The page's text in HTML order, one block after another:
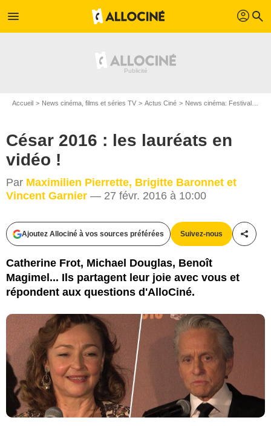
menu profil search
Accueil News cinéma, films et séries TV Actus Ciné News cinéma: Festivals
César 2016 : les lauréats en
vidéo !
Par Maximilien Pierrette, Brigitte Baronnet et
Vincent Garnier — 27 févr. 2016 à 10:00
Ajoutez Allociné à vos sources préférées Suivez-nous
Catherine Frot, Michael Douglas, Benoît
Magimel... Ils partagent leur joie avec vous et
répondent aux questions d'AlloCiné.